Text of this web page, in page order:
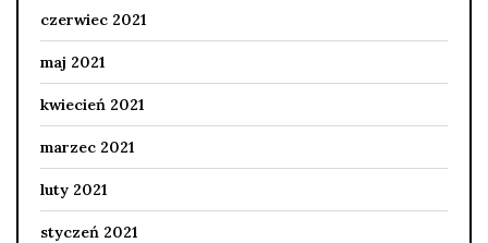
czerwiec 2021
maj 2021
kwiecień 2021
marzec 2021
luty 2021
styczeń 2021